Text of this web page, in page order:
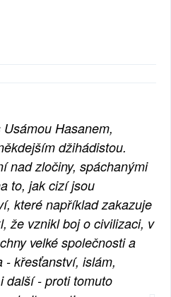
Hasanem,
džihádistou.
nad zločiny, spáchanými
to, jak cizí jsou
které například zakazuje
že vznikl boj o civilizaci, v
velké společnosti a
- křesťanství, islám,
další - proti tomuto